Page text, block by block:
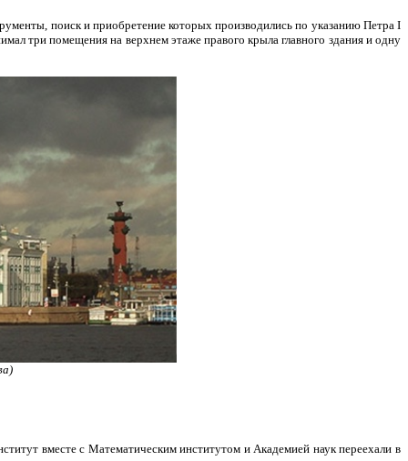
поиск и приобретение которых производились по указанию Петра I
три помещения на верхнем этаже правого крыла главного здания и одну
вместе с Математическим институтом и Академией наук переехали в